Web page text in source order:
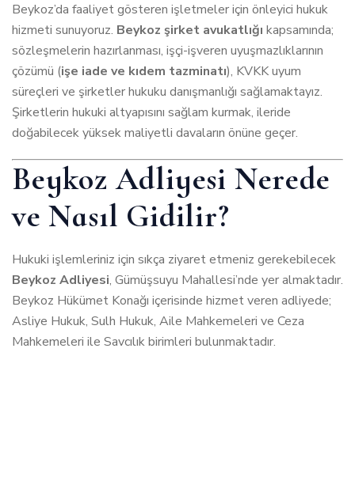
Beykoz’da faaliyet gösteren işletmeler için önleyici hukuk
hizmeti sunuyoruz. Beykoz şirket avukatlığı kapsamında;
sözleşmelerin hazırlanması, işçi-işveren uyuşmazlıklarının
çözümü (işe iade ve kıdem tazminatı), KVKK uyum
süreçleri ve şirketler hukuku danışmanlığı sağlamaktayız.
Şirketlerin hukuki altyapısını sağlam kurmak, ileride
doğabilecek yüksek maliyetli davaların önüne geçer.
Beykoz Adliyesi Nerede
ve Nasıl Gidilir?
Hukuki işlemleriniz için sıkça ziyaret etmeniz gerekebilecek
Beykoz Adliyesi, Gümüşsuyu Mahallesi’nde yer almaktadır.
Beykoz Hükümet Konağı içerisinde hizmet veren adliyede;
Asliye Hukuk, Sulh Hukuk, Aile Mahkemeleri ve Ceza
Mahkemeleri ile Savcılık birimleri bulunmaktadır.